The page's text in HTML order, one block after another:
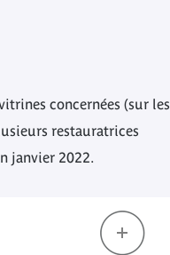
concernées (sur les
restauratrices
janvier 2022.